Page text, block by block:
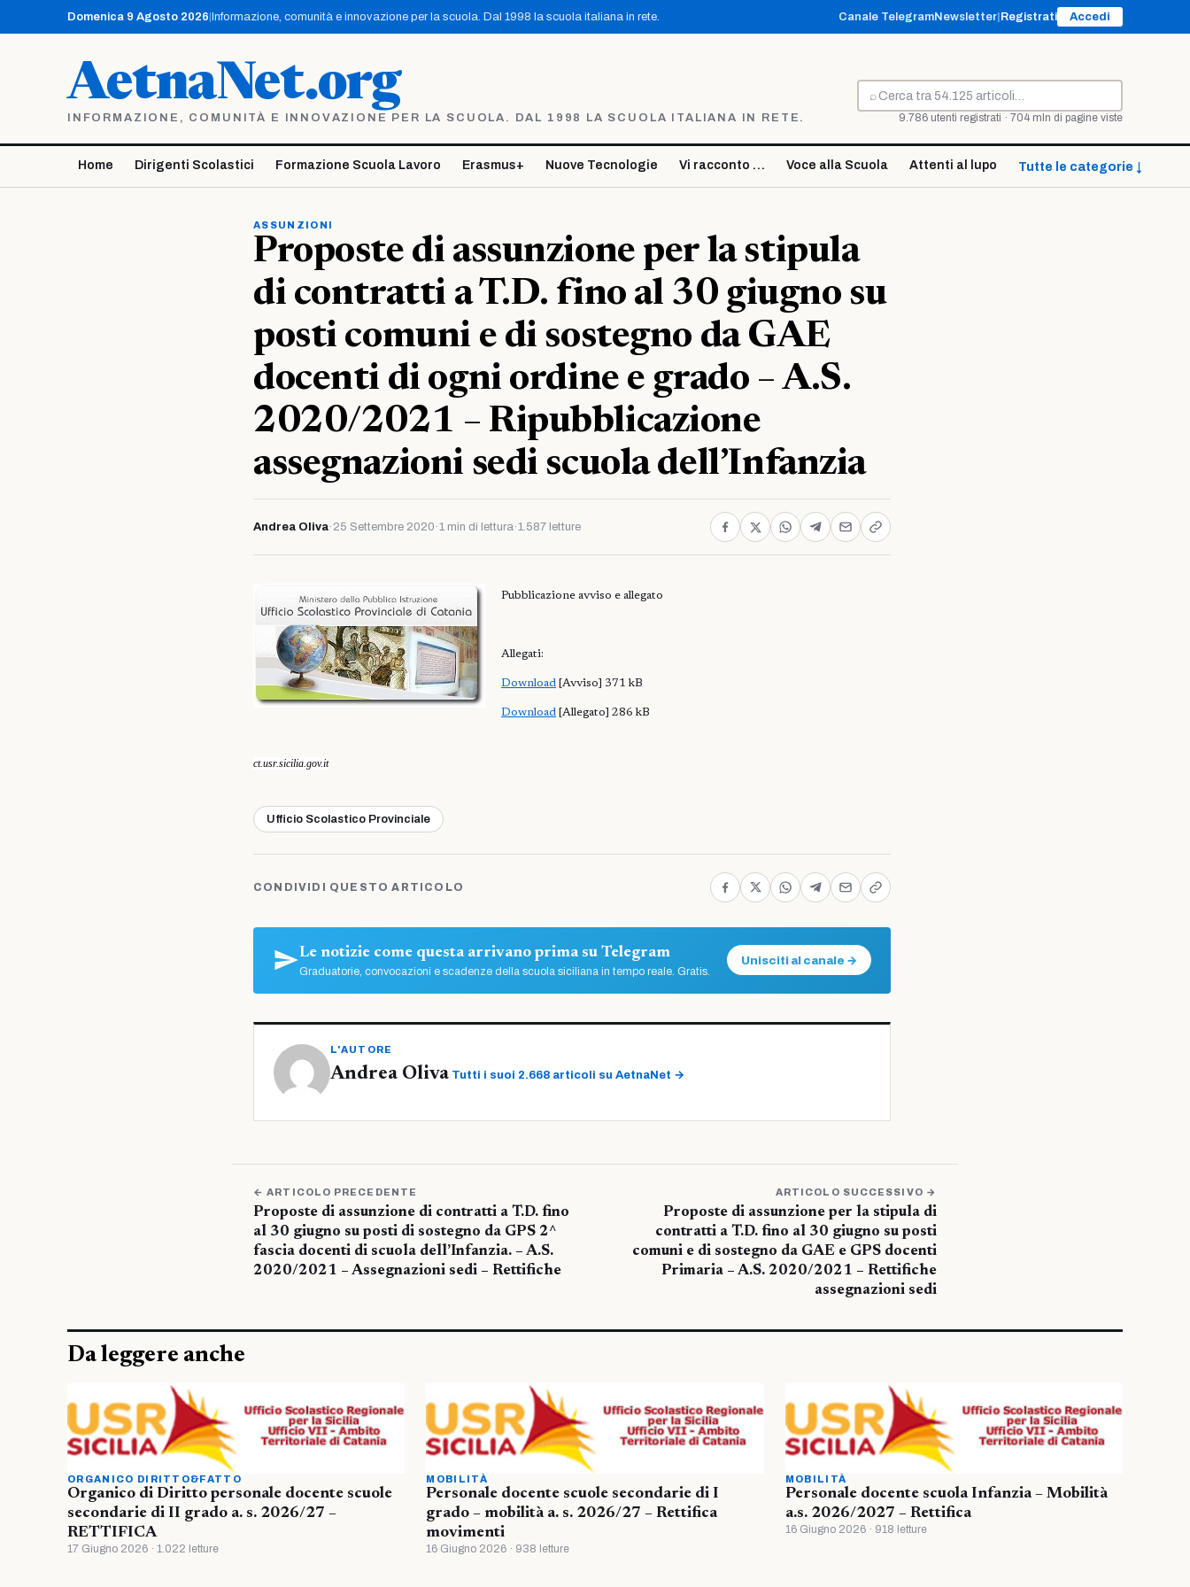
contenuto
Domenica 9 Agosto 2026 Informazione, comunità e innovazione per la scuola. Dal 1998 la scuola italiana in rete. Canale TelegramNewsletter Registrati Accedi
AetnaNet.org
INFORMAZIONE, COMUNITÀ E INNOVAZIONE PER LA SCUOLA. DAL 1998 LA SCUOLA ITALIANA IN RETE.
⌕
Cerca
9.786 utenti registrati · 704 mln di pagine viste
Home Dirigenti Scolastici Formazione Scuola Lavoro Erasmus+ Nuove Tecnologie Vi racconto … Voce alla Scuola Attenti al lupo Tutte le categorie ↓
ASSUNZIONI
Proposte di assunzione per la stipula
di contratti a T.D. fino al 30 giugno su
posti comuni e di sostegno da GAE
docenti di ogni ordine e grado – A.S.
2020/2021 – Ripubblicazione
assegnazioni sedi scuola dell’Infanzia
Andrea Oliva· 25 Settembre 2020 ·1 min di lettura·1.587 letture
Pubblicazione avviso e allegato
Allegati:
Download [Avviso] 371 kB
Download [Allegato] 286 kB
ct.usr.sicilia.gov.it
Ufficio Scolastico Provinciale
CONDIVIDI QUESTO ARTICOLO
Le notizie come questa arrivano prima su Telegram
Graduatorie, convocazioni e scadenze della scuola siciliana in tempo reale. Gratis.
Unisciti al canale →
L'AUTORE
Andrea Oliva Tutti i suoi 2.668 articoli su AetnaNet →
← ARTICOLO PRECEDENTE
Proposte di assunzione di contratti a T.D. fino
al 30 giugno su posti di sostegno da GPS 2^
fascia docenti di scuola dell’Infanzia. – A.S.
2020/2021 – Assegnazioni sedi – Rettifiche
ARTICOLO SUCCESSIVO →
Proposte di assunzione per la stipula di
contratti a T.D. fino al 30 giugno su posti
comuni e di sostegno da GAE e GPS docenti
Primaria – A.S. 2020/2021 – Rettifiche
assegnazioni sedi
Da leggere anche
ORGANICO DIRITTO&FATTO
Organico di Diritto personale docente scuole
secondarie di II grado a. s. 2026/27 –
RETTIFICA
17 Giugno 2026 · 1.022 letture
MOBILITÀ
Personale docente scuole secondarie di I
grado – mobilità a. s. 2026/27 – Rettifica
movimenti
16 Giugno 2026 · 938 letture
MOBILITÀ
Personale docente scuola Infanzia – Mobilità
a.s. 2026/2027 – Rettifica
16 Giugno 2026 · 918 letture